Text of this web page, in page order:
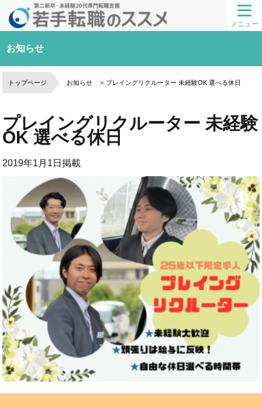
メニュー
お知らせ
トップページ お知らせ プレイングリクルーター 未経験OK 選べる休日
プレイングリクルーター 未経験
OK 選べる休日
2019年1月1日掲載